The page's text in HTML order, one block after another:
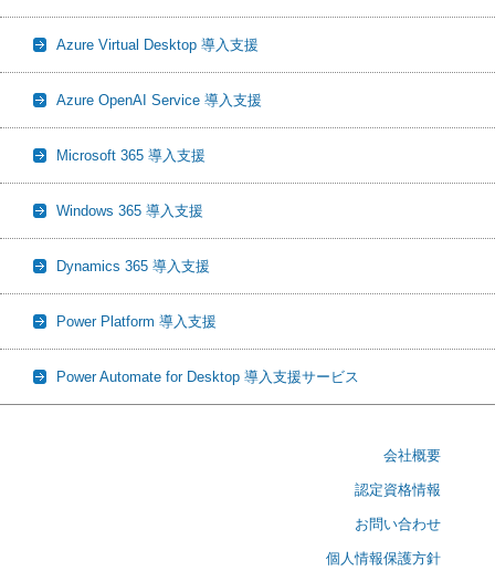
Azure Virtual Desktop 導入支援
Azure OpenAI Service 導入支援
Microsoft 365 導入支援
Windows 365 導入支援
Dynamics 365 導入支援
Power Platform 導入支援
Power Automate for Desktop 導入支援サービス
会社概要
認定資格情報
お問い合わせ
個人情報保護方針